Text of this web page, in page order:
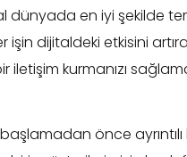
dünyada en iyi şekilde
dijitaldeki etkisini
iletişim kurmanızı
önce